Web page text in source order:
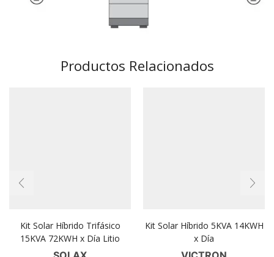
Productos Relacionados
Kit Solar Híbrido Trifásico
15KVA 72KWH x Día Litio
Kit Solar Híbrido 5KVA 14KWH
x Día